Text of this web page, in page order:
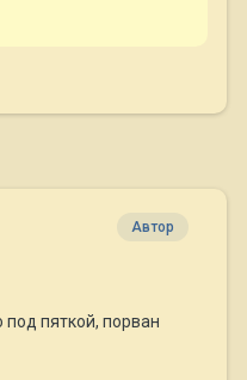
Автор
под пяткой, порван